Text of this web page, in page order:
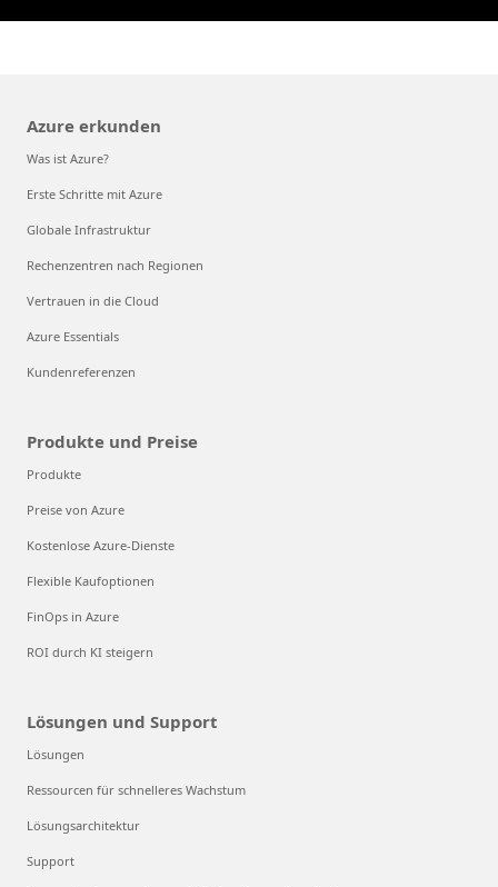
Azure erkunden
Was ist Azure?
Erste Schritte mit Azure
Globale Infrastruktur
Rechenzentren nach Regionen
Vertrauen in die Cloud
Azure Essentials
Kundenreferenzen
Produkte und Preise
Produkte
Preise von Azure
Kostenlose Azure-Dienste
Flexible Kaufoptionen
FinOps in Azure
ROI durch KI steigern
Lösungen und Support
Lösungen
Ressourcen für schnelleres Wachstum
Lösungsarchitektur
Support